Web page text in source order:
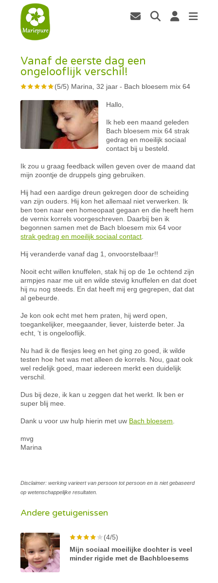
Vanaf de eerste dag een
ongelooflijk verschil!
(5/5) Marina, 32 jaar - Bach bloesem mix 64
Hallo,
Ik heb een maand geleden
Bach bloesem mix 64 strak
gedrag en moeilijk sociaal
contact bij u besteld.
Ik zou u graag feedback willen geven over de maand dat
mijn zoontje de druppels ging gebruiken.
Hij had een aardige dreun gekregen door de scheiding
van zijn ouders. Hij kon het allemaal niet verwerken. Ik
ben toen naar een homeopaat gegaan en die heeft hem
de vernix korrels voorgeschreven. Daarbij ben ik
begonnen samen met de Bach bloesem mix 64 voor
strak gedrag en moeilijk sociaal contact
Hij veranderde vanaf dag 1, onvoorstelbaar!!
Nooit echt willen knuffelen, stak hij op de 1e ochtend zijn
armpjes naar me uit en wilde stevig knuffelen en dat doet
hij nu nog steeds. En dat heeft mij erg gegrepen, dat dat
al gebeurde.
Je kon ook echt met hem praten, hij werd open,
toegankelijker, meegaander, liever, luisterde beter. Ja
echt, ‘t is ongelooflijk.
Nu had ik de flesjes leeg en het ging zo goed, ik wilde
testen hoe het was met alleen de korrels. Nou, gaat ook
wel redelijk goed, maar iedereen merkt een duidelijk
verschil.
Dus bij deze, ik kan u zeggen dat het werkt. Ik ben er
super blij mee.
Dank u voor uw hulp hierin met uw Bach bloesem
mvg
Marina
Disclaimer: werking varieert van persoon tot persoon en is niet gebaseerd
op wetenschappelijke resultaten.
Andere getuigenissen
(4/5)
Mijn sociaal moeilijke dochter is veel
minder rigide met de Bachbloesems